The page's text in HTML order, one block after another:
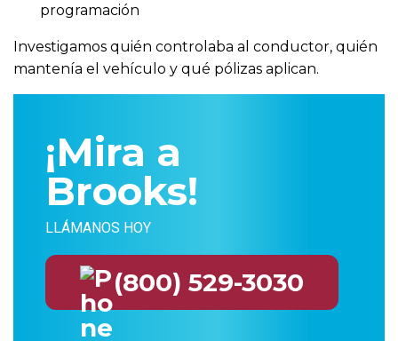
programación
Investigamos quién controlaba al conductor, quién
mantenía el vehículo y qué pólizas aplican.
¡Mira a
Brooks!
LLÁMANOS HOY
(800) 529-3030